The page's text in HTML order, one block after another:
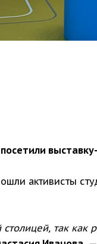
активисты
так как